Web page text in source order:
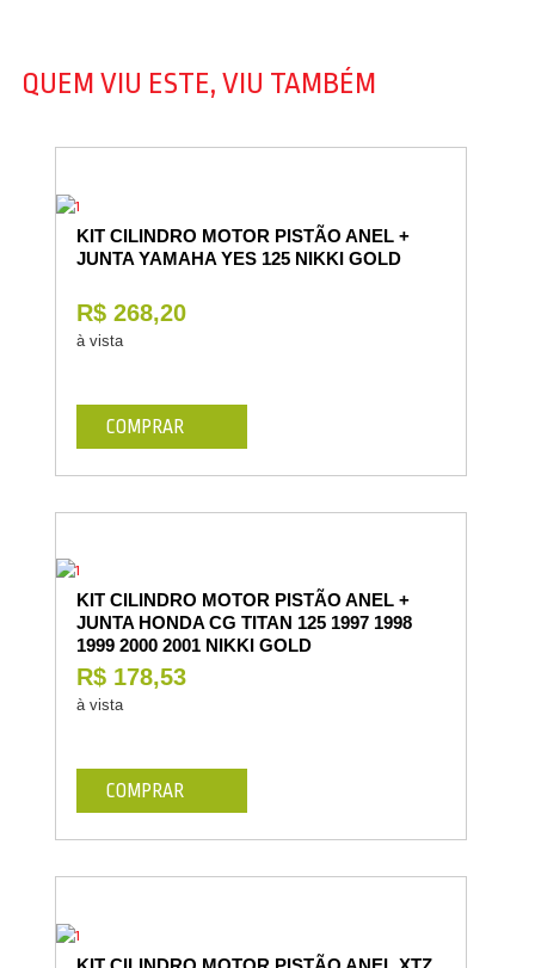
QUEM VIU ESTE, VIU TAMBÉM
KIT CILINDRO MOTOR PISTÃO ANEL +
JUNTA YAMAHA YES 125 NIKKI GOLD
R$ 268,20
à vista
COMPRAR
KIT CILINDRO MOTOR PISTÃO ANEL +
JUNTA HONDA CG TITAN 125 1997 1998
1999 2000 2001 NIKKI GOLD
R$ 178,53
à vista
COMPRAR